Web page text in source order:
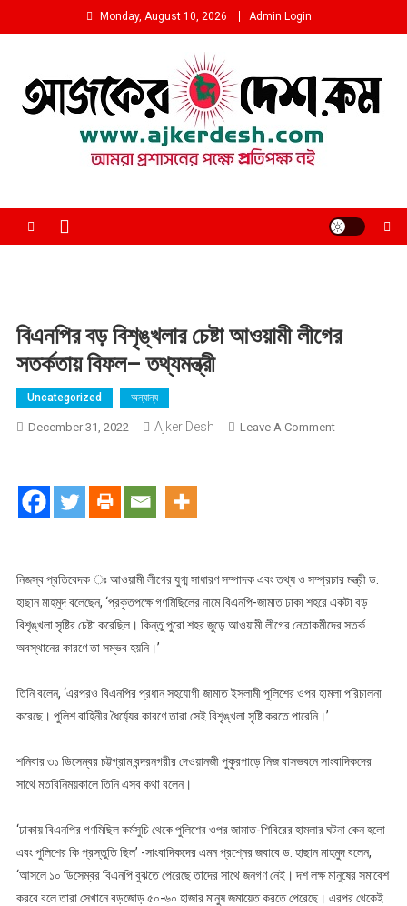
to
Monday, August 10, 2026 Admin Login
বিএনপির বড় বিশৃঙ্খলার চেষ্টা আওয়ামী লীগের
সতর্কতায় বিফল– তথ্যমন্ত্রী
Uncategorized অন্যান্য
December 31, 2022 Ajker Desh Leave A CommentOn
সতর্কতায়
বিফল–
নিজস্ব প্রতিবেদক ঃ আওয়ামী লীগের যুগ্ম সাধারণ সম্পাদক এবং তথ্য ও সম্প্রচার মন্ত্রী ড.
হাছান মাহমুদ বলেছেন, ‘প্রকৃতপক্ষে গণমিছিলের নামে বিএনপি-জামাত ঢাকা শহরে একটা বড়
বিশৃঙ্খলা সৃষ্টির চেষ্টা করেছিল। কিন্তু পুরো শহর জুড়ে আওয়ামী লীগের নেতাকর্মীদের সতর্ক
অবস্থানের কারণে তা সম্ভব হয়নি।’
তিনি বলেন, ‘এরপরও বিএনপির প্রধান সহযোগী জামাত ইসলামী পুলিশের ওপর হামলা পরিচালনা
করেছে। পুলিশ বাহিনীর ধৈর্য্যের কারণে তারা সেই বিশৃঙ্খলা সৃষ্টি করতে পারেনি।’
শনিবার ৩১ ডিসেম্বর চট্টগ্রাম বন্দরনগরীর দেওয়ানজী পুকুরপাড়ে নিজ বাসভবনে সাংবাদিকদের
সাথে মতবিনিময়কালে তিনি এসব কথা বলেন।
‘ঢাকায় বিএনপির গণমিছিল কর্মসুচি থেকে পুলিশের ওপর জামাত-শিবিরের হামলার ঘটনা কেন হলো
এবং পুলিশের কি প্রস্তুতি ছিল’ -সাংবাদিকদের এমন প্রশ্নের জবাবে ড. হাছান মাহমুদ বলেন,
‘আসলে ১০ ডিসেম্বর বিএনপি বুঝতে পেরেছে তাদের সাথে জনগণ নেই। দশ লক্ষ মানুষের সমাবেশ
করবে বলে তারা সেখানে বড়জোড় ৫০-৬০ হাজার মানুষ জমায়েত করতে পেরেছে। এরপর থেকেই